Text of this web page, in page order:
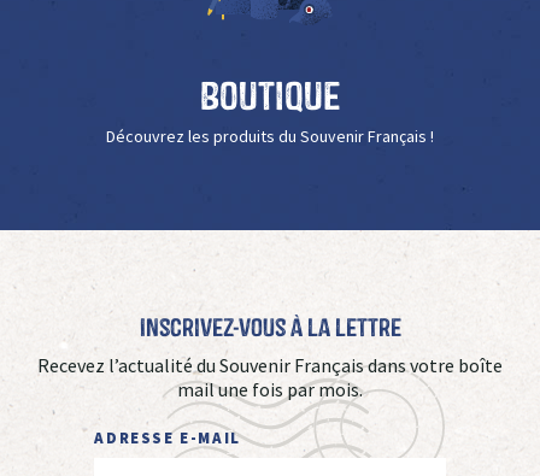
Boutique
Découvrez les produits du Souvenir Français !
Inscrivez-vous à La Lettre
Recevez l’actualité du Souvenir Français dans votre boîte
mail une fois par mois.
ADRESSE E-MAIL